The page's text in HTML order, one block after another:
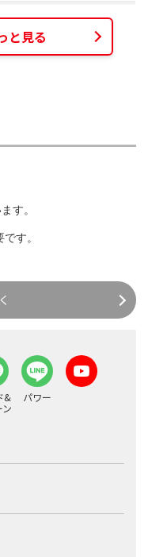
と見る
す。
す。
&
ン
パワー